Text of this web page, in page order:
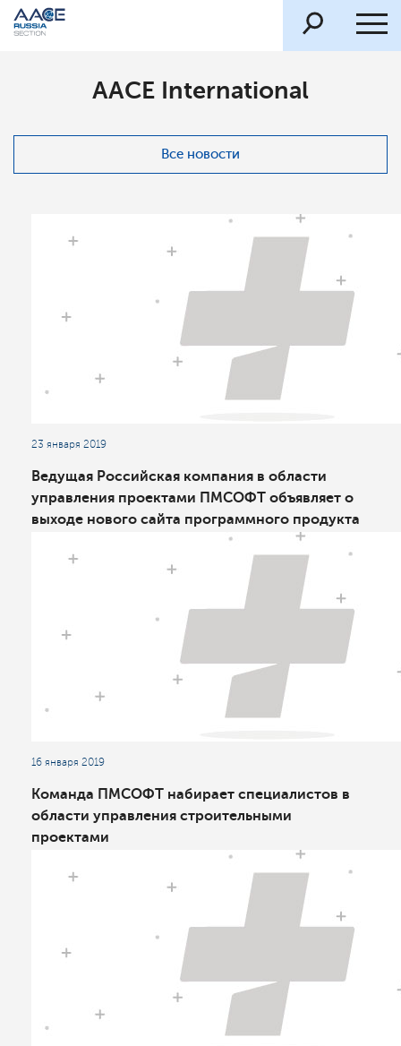
AACE International
Все новости
23 января 2019
Ведущая Российская компания в области
управления проектами ПМСОФТ объявляет о
выходе нового сайта программного продукта
для планирования и контроля проектов
линейно-протяженных объектов TILOS
16 января 2019
Команда ПМСОФТ набирает специалистов в
области управления строительными
проектами